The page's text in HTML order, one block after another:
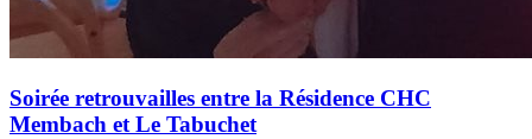
Soirée retrouvailles entre la Résidence CHC
Membach et Le Tabuchet